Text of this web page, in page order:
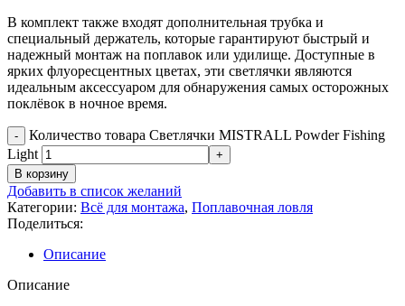
В комплект также входят дополнительная трубка и
специальный держатель, которые гарантируют быстрый и
надежный монтаж на поплавок или удилище. Доступные в
ярких флуоресцентных цветах, эти светлячки являются
идеальным аксессуаром для обнаружения самых осторожных
поклёвок в ночное время.
Количество товара Светлячки MISTRALL Powder Fishing
Light
В корзину
Добавить в список желаний
Категории: Всё для монтажа, Поплавочная ловля
Поделиться:
Описание
Описание